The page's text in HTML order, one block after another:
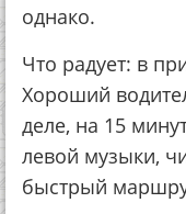
однако.
Что радует: в
Хороший
деле, на 15
левой музыки,
быстрый